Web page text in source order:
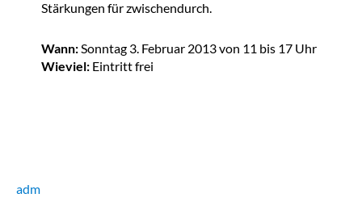
Stärkungen für zwischendurch.
Wann:Sonntag 3. Februar 2013 von 11 bis 17 Uhr
Wieviel: Eintritt frei
adm